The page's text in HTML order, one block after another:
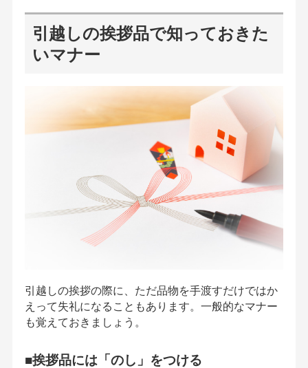
引越しの挨拶品で知っておきた
いマナー
引越しの挨拶の際に、ただ品物を手渡すだけではか
えって失礼になることもあります。一般的なマナー
も覚えておきましょう。
■挨拶品には「のし」をつける